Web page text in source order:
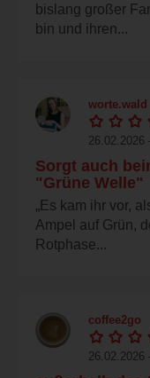
bislang großer
bin und ihren...
worte.wald
26.02.2026
Sorgt auch
"Grüne Welle"
„Es kam ihr vor,
Ampel auf Grün,
Rotphase...
coffee2go
26.02.2026